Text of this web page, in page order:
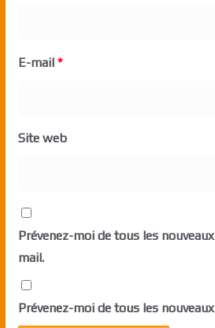
E-mail *
Site web
Prévenez-moi de tous les
mail.
Prévenez-moi de tous les